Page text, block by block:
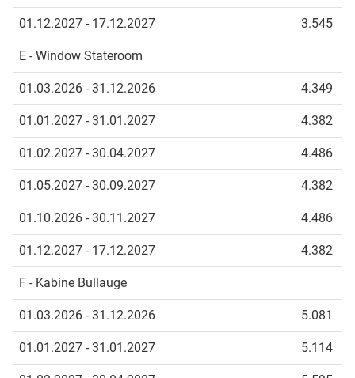
01.12.2027 - 17.12.2027 3.545
E - Window Stateroom
01.03.2026 - 31.12.2026 4.349
01.01.2027 - 31.01.2027 4.382
01.02.2027 - 30.04.2027 4.486
01.05.2027 - 30.09.2027 4.382
01.10.2026 - 30.11.2027 4.486
01.12.2027 - 17.12.2027 4.382
F - Kabine Bullauge
01.03.2026 - 31.12.2026 5.081
01.01.2027 - 31.01.2027 5.114